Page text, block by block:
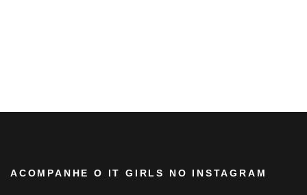
ACOMPANHE O IT GIRLS NO INSTAGRAM